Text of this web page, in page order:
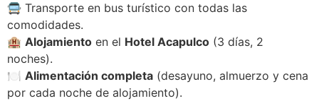
🚍 Transporte en bus turístico con todas las
comodidades.
🏨 Alojamiento en el Hotel Acapulco (3 días, 2
noches).
🍽 Alimentación completa (desayuno, almuerzo y cena
por cada noche de alojamiento).